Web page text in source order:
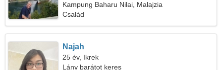
Kampung Baharu Nilai, Malajzia
Család
Najah
25 év, Ikrek
Lány barátot keres